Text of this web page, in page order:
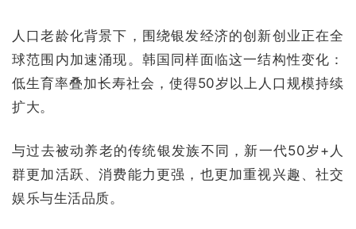
人口老龄化背景下，围绕银发经济的创新创业正在全
球范围内加速涌现。韩国同样面临这一结构性变化：
低生育率叠加长寿社会，使得50岁以上人口规模持续
扩大。
与过去被动养老的传统银发族不同，新一代50岁+人
群更加活跃、消费能力更强，也更加重视兴趣、社交
娱乐与生活品质。